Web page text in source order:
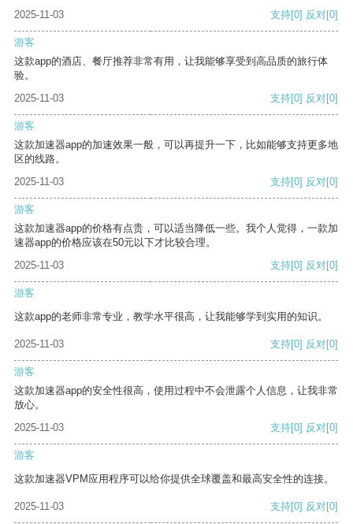
2025-11-03 支持[0] 反对[0]
游客
这款app的酒店、餐厅推荐非常有用，让我能够享受到高品质的旅行体
验。
2025-11-03
支持[0] 反对[0]
游客
这款加速器app的加速效果一般，可以再提升一下，比如能够支持更多地
区的线路。
2025-11-03
支持[0] 反对[0]
游客
这款加速器app的价格有点贵，可以适当降低一些。我个人觉得，一款加
速器app的价格应该在50元以下才比较合理。
2025-11-03
支持[0] 反对[0]
游客
这款app的老师非常专业，教学水平很高，让我能够学到实用的知识。
2025-11-03 支持[0] 反对[0]
游客
这款加速器app的安全性很高，使用过程中不会泄露个人信息，让我非常
放心。
2025-11-03
支持[0] 反对[0]
游客
这款加速器VPM应用程序可以给你提供全球覆盖和最高安全性的连接。
2025-11-03 支持[0] 反对[0]